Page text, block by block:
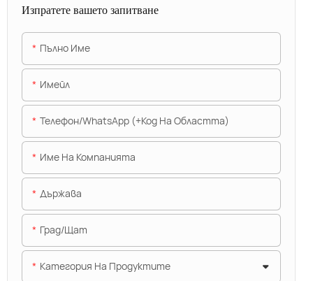
Изпратете вашето запитване
Пълно Име
Имейл
Телефон/WhatsApp (+Код На Областта)
Име На Компанията
Държава
Град/щат
Категория На Продуктите